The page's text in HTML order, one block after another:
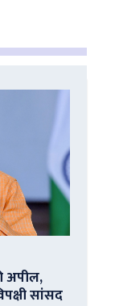
अपील,
सांसद